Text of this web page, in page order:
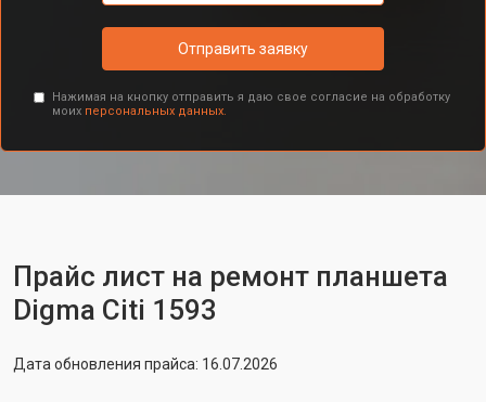
Отправить заявку
Нажимая на кнопку отправить я даю свое согласие на обработку
моих персональных данных.
Прайс лист на ремонт планшета
Digma Citi 1593
Дата обновления прайса: 16.07.2026